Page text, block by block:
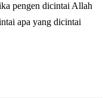
pengen dicintai Allah
apa yang dicintai